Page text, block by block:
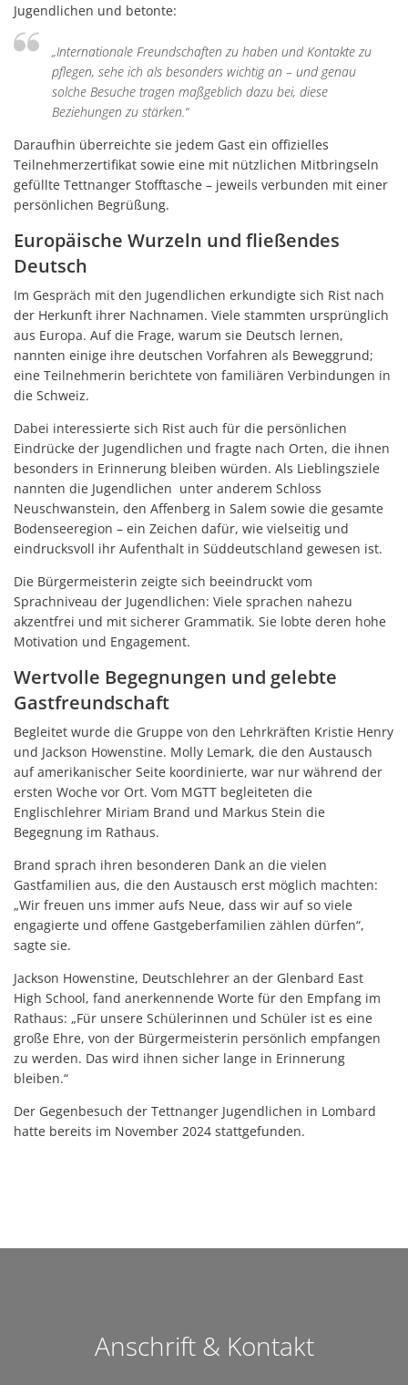
Jugendlichen und betonte:
„Internationale Freundschaften zu haben und Kontakte zu
pflegen, sehe ich als besonders wichtig an – und genau
solche Besuche tragen maßgeblich dazu bei, diese
Beziehungen zu stärken.“
Daraufhin überreichte sie jedem Gast ein offizielles
Teilnehmerzertifikat sowie eine mit nützlichen Mitbringseln
gefüllte Tettnanger Stofftasche – jeweils verbunden mit einer
persönlichen Begrüßung.
Europäische Wurzeln und fließendes
Deutsch
Im Gespräch mit den Jugendlichen erkundigte sich Rist nach
der Herkunft ihrer Nachnamen. Viele stammten ursprünglich
aus Europa. Auf die Frage, warum sie Deutsch lernen,
nannten einige ihre deutschen Vorfahren als Beweggrund;
eine Teilnehmerin berichtete von familiären Verbindungen in
die Schweiz.
Dabei interessierte sich Rist auch für die persönlichen
Eindrücke der Jugendlichen und fragte nach Orten, die ihnen
besonders in Erinnerung bleiben würden. Als Lieblingsziele
nannten die Jugendlichen unter anderem Schloss
Neuschwanstein, den Affenberg in Salem sowie die gesamte
Bodenseeregion – ein Zeichen dafür, wie vielseitig und
eindrucksvoll ihr Aufenthalt in Süddeutschland gewesen ist.
Die Bürgermeisterin zeigte sich beeindruckt vom
Sprachniveau der Jugendlichen: Viele sprachen nahezu
akzentfrei und mit sicherer Grammatik. Sie lobte deren hohe
Motivation und Engagement.
Wertvolle Begegnungen und gelebte
Gastfreundschaft
Begleitet wurde die Gruppe von den Lehrkräften Kristie Henry
und Jackson Howenstine. Molly Lemark, die den Austausch
auf amerikanischer Seite koordinierte, war nur während der
ersten Woche vor Ort. Vom MGTT begleiteten die
Englischlehrer Miriam Brand und Markus Stein die
Begegnung im Rathaus.
Brand sprach ihren besonderen Dank an die vielen
Gastfamilien aus, die den Austausch erst möglich machten:
„Wir freuen uns immer aufs Neue, dass wir auf so viele
engagierte und offene Gastgeberfamilien zählen dürfen“,
sagte sie.
Jackson Howenstine, Deutschlehrer an der Glenbard East
High School, fand anerkennende Worte für den Empfang im
Rathaus: „Für unsere Schülerinnen und Schüler ist es eine
große Ehre, von der Bürgermeisterin persönlich empfangen
zu werden. Das wird ihnen sicher lange in Erinnerung
bleiben.“
Der Gegenbesuch der Tettnanger Jugendlichen in Lombard
hatte bereits im November 2024 stattgefunden.
Anschrift & Kontakt